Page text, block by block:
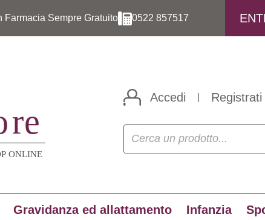
Farmacia Sempre Gratuito 0522 857517
Accedi Registrati
Gravidanza ed allattamento Infanzia